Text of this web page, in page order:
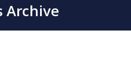
Archive